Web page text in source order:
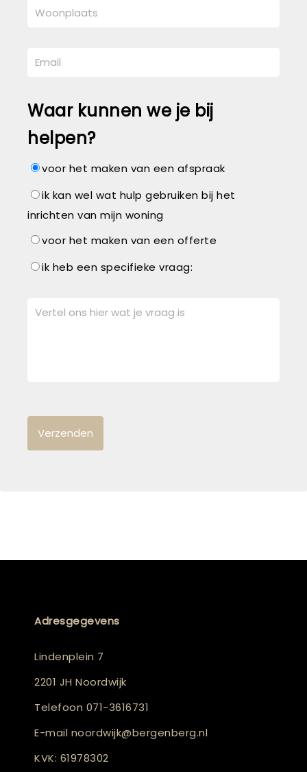
Waar kunnen we je bij
helpen?
voor het maken van een afspraak
ik kan wel wat hulp gebruiken bij het
inrichten van mijn woning
voor het maken van een offerte
ik heb een specifieke vraag:
Adresgegevens
Lindenplein 7
2201 JH Noordwijk
Telefoon 071-3616731
E-mail noordwijk@bergenberg.nl
KVK: 61978302